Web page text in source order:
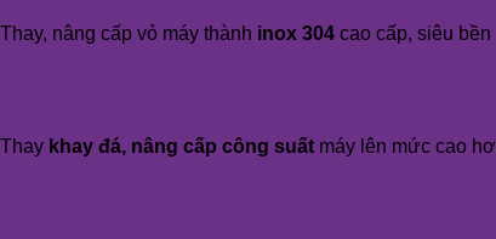
Thay, nâng cấp vỏ máy thành inox 304 cao cấp, siêu bền
Thay khay đá, nâng cấp công suất máy lên mức cao